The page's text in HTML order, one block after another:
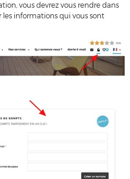
vous devrez vous rendre dans
informations qui vous sont